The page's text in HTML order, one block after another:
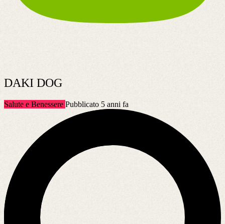
DAKI DOG
Salute e Benessere Pubblicato 5 anni fa